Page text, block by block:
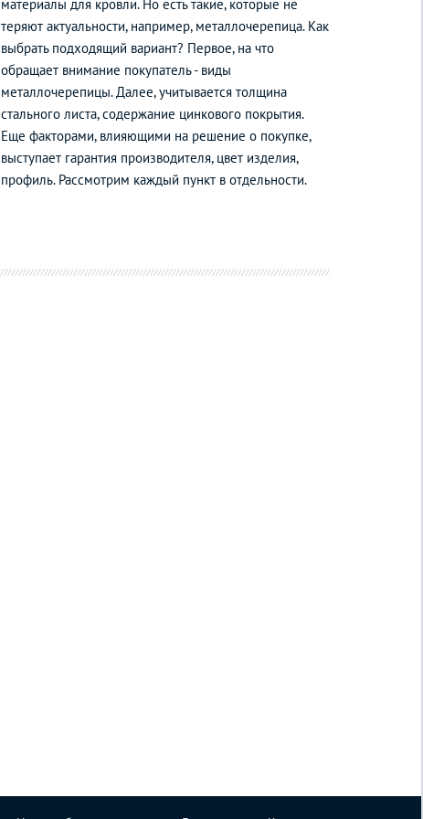
материалы для кровли. Но есть такие, которые не
теряют актуальности, например, металлочерепица. Как
выбрать подходящий вариант? Первое, на что
обращает внимание покупатель - виды
металлочерепицы. Далее, учитывается толщина
стального листа, содержание цинкового покрытия.
Еще факторами, влияющими на решение о покупке,
выступает гарантия производителя, цвет изделия,
профиль. Рассмотрим каждый пункт в отдельности.